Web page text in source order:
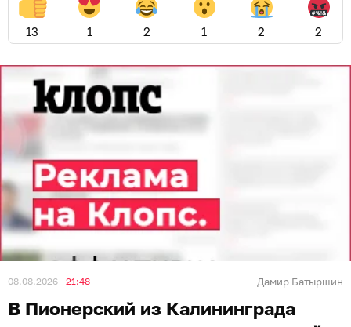
13 1 2 1 2 2
08.08.2026 21:48 Дамир Батыршин
В Пионерский из Калининграда